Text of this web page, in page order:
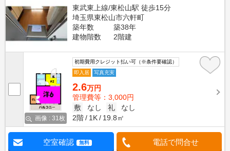
東武東上線/東松山駅 徒歩15分
埼玉県東松山市六軒町
築年数
築38年
建物階数
2階建
画像 : 31枚
初期費用クレジット払い可（※条件要確認）
即入居
写真充実
2.6万円
管理費等：3,000円
敷
なし 礼
なし
2階
1K 19.8㎡
空室確認 無料 電話で問合せ